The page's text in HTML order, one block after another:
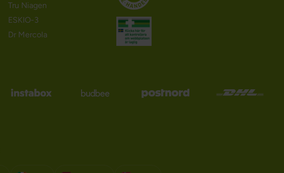
Tru Niagen
ESKIO-3
Dr Mercola